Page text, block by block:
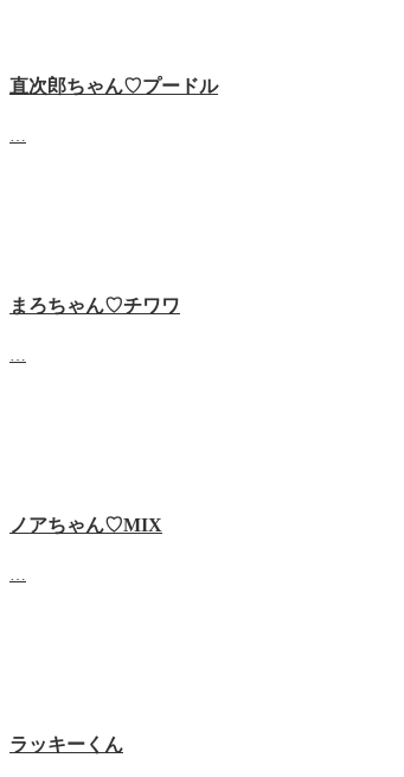
直次郎ちゃん♡プードル
まろちゃん♡チワワ
ノアちゃん♡‬MIX
ラッキーくん